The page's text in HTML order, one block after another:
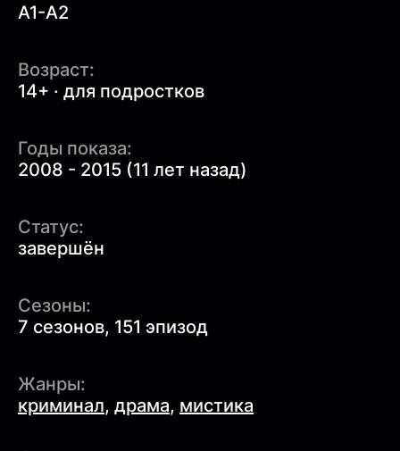
A1-A2
Возраст:
14+ · для подростков
Годы показа:
2008 - 2015 (11 лет назад)
Статус:
завершён
Сезоны:
7 сезонов, 151 эпизод
Жанры:
криминал, драма, мистика